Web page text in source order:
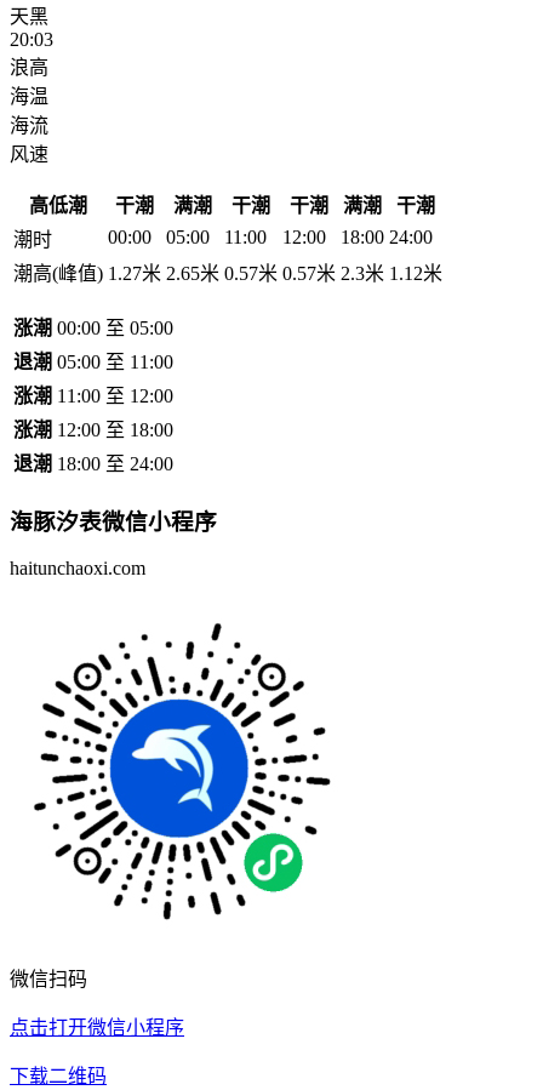
天黑
20:03
浪高
海温
海流
风速
高低潮 干潮 满潮 干潮 干潮 满潮
干潮
潮时
00:00 05:00 11:00 12:00 18:00 24:00
潮高(峰值) 1.27米 2.65米 0.57米 0.57米 2.3米 1.12米
涨潮 00:00 至 05:00
退潮 05:00 至 11:00
涨潮 11:00 至 12:00
涨潮 12:00 至 18:00
退潮 18:00 至 24:00
海豚汐表微信小程序
haitunchaoxi.com
微信扫码
点击打开微信小程序
下载二维码